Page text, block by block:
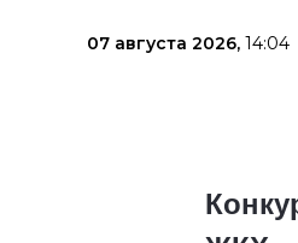
07 августа 2026, 14:04